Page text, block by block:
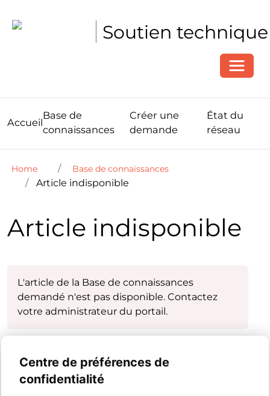
Soutien technique
Accueil
Base de
connaissances
Créer une
demande
État du
réseau
Home Base de connaissances
Article indisponible
Article indisponible
L'article de la Base de connaissances
demandé n'est pas disponible. Contactez
votre administrateur du portail.
Centre de préférences de
confidentialité